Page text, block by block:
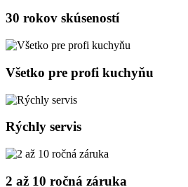
30 rokov skúseností
Všetko pre profi kuchyňu
Rýchly servis
2 až 10 ročná záruka